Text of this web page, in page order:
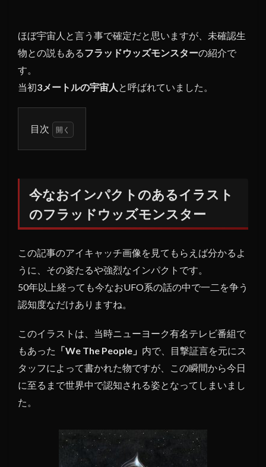
ほぼ宇宙人と言う事で確定だと思いますが、未確認生
物との説もあるフラッドウッズモンスターの紹介で
す。
当初3メートルの宇宙人 と呼ばれていました。
目次
ンパ
クト
のあ
るイ
トの
フラ
ウッ
ズモ
ター
1.1
フラ
ッド
ウッ
今なおインパクトのあるイラスト
のフラッドウッズモンスター
この記事のアイキャッチ画像を見てもらえば分かるよ
うに、その姿たるや強烈なインパクトです。
50年以上経っても今なおUFO系の話の中で一二を争う
認知度なだけありますね。
このイラストは、当時ニューヨーク有名テレビ番組で
もあった 「We The People」 内で、目撃証言を元にス
タッフによって書かれた物ですが、この瞬間から今日
に至るまで世界中で認知される姿となってしまいまし
た。